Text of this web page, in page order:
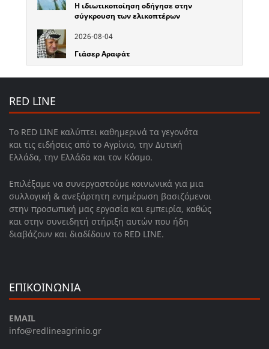
Η ιδιωτικοποίηση οδήγησε στην
σύγκρουση των ελικοπτέρων
2026-08-04
Γιάσερ Αραφάτ
RED LINE
Το RED LINE καλύπτει καθημερινά τα γεγονότα
και τις ειδήσεις από το Αγρίνιο, την Δυτική
Ελλάδα, την Ελλάδα και τον Κόσμο.
Επιλέξαμε να συνεργαστούμε κοινωνικά για μια
συλλογική & ανεξάρτητη ενημέρωση βασιζόμενοι
στην προσωπική μας εργασία και εμπειρία, καθώς
και στην συνειδητή στήριξη αυτών που ήδη
διαβάζουν και διαδίδουν το RED LINE.
ΕΠΙΚΟΙΝΩΝΙΑ
EMAIL
info@redlineagrinio.gr